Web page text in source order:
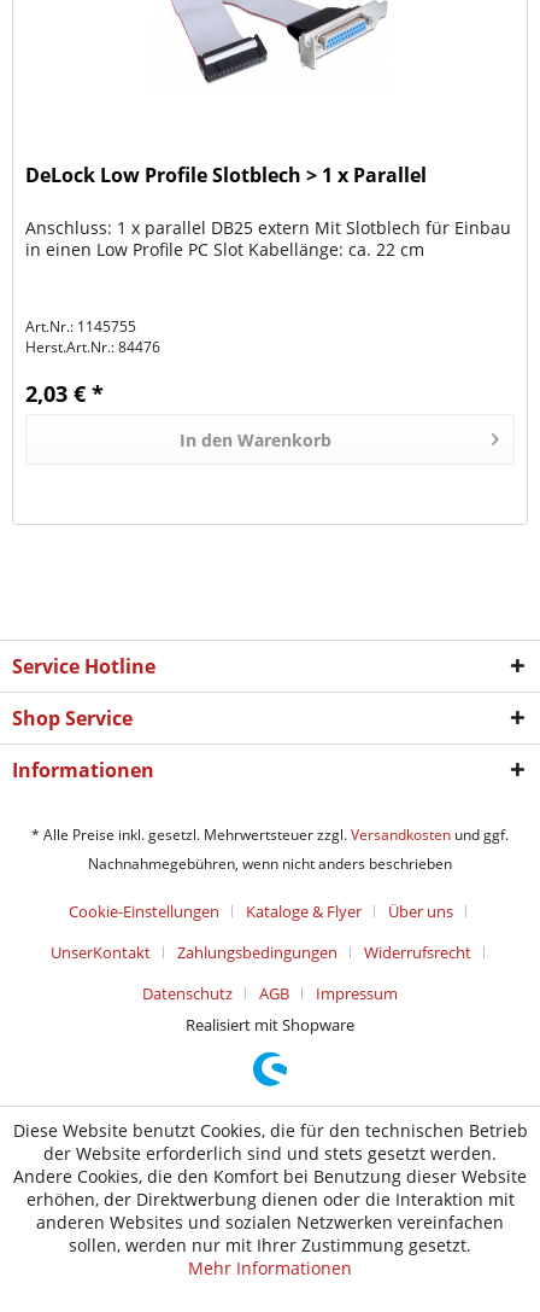
DeLock Low Profile Slotblech > 1 x Parallel
Anschluss: 1 x parallel DB25 extern Mit Slotblech für Einbau
in einen Low Profile PC Slot Kabellänge: ca. 22 cm
Art.Nr.: 1145755
Herst.Art.Nr.:84476
2,03 € *
In den Warenkorb
Service Hotline
Shop Service
Informationen
* Alle Preise inkl. gesetzl. Mehrwertsteuer zzgl.Versandkosten und ggf.
Nachnahmegebühren, wenn nicht anders beschrieben
Cookie-Einstellungen Kataloge & Flyer
Über uns
UnserKontakt
Zahlungsbedingungen
Widerrufsrecht
Datenschutz
AGB
Impressum
Realisiert mit Shopware
Diese Website benutzt Cookies, die für den technischen Betrieb
der Website erforderlich sind und stets gesetzt werden.
Andere Cookies, die den Komfort bei Benutzung dieser Website
erhöhen, der Direktwerbung dienen oder die Interaktion mit
anderen Websites und sozialen Netzwerken vereinfachen
sollen, werden nur mit Ihrer Zustimmung gesetzt.
Mehr Informationen